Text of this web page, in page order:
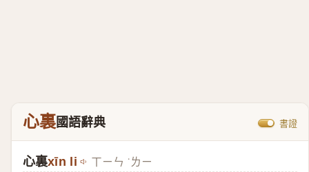
心裏國語辭典 書證
心裏xīn li ㄒㄧㄣ ˙ㄌㄧ